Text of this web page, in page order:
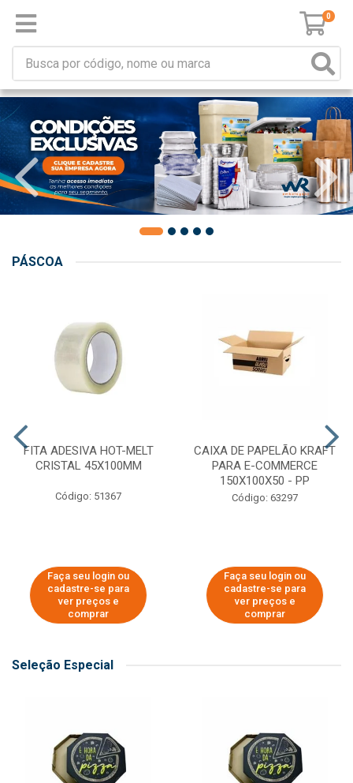
0
PÁSCOA
FITA ADESIVA HOT-MELT
CRISTAL 45X100MM
Código: 51367
Faça seu login ou
cadastre-se para
ver preços e
comprar
CAIXA DE PAPELÃO KRAFT
PARA E-COMMERCE
150X100X50 - PP
Código: 63297
Faça seu login ou
cadastre-se para
ver preços e
comprar
Seleção Especial